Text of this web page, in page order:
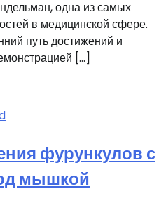
одна из самых
в медицинской сфере.
путь достижений и
[…]
фурункулов с
мышкой